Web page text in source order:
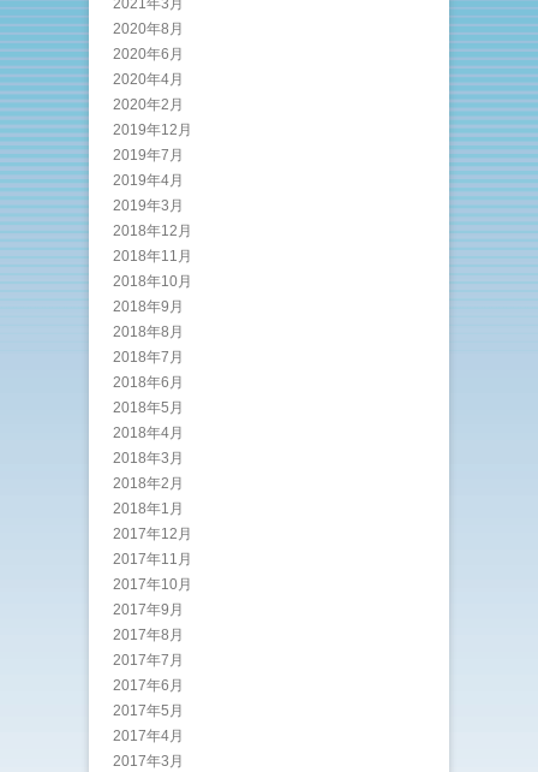
2021年3月
2020年8月
2020年6月
2020年4月
2020年2月
2019年12月
2019年7月
2019年4月
2019年3月
2018年12月
2018年11月
2018年10月
2018年9月
2018年8月
2018年7月
2018年6月
2018年5月
2018年4月
2018年3月
2018年2月
2018年1月
2017年12月
2017年11月
2017年10月
2017年9月
2017年8月
2017年7月
2017年6月
2017年5月
2017年4月
2017年3月